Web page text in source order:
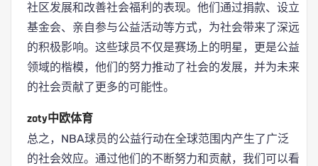
社区发展和改善社会福利的表现。他们通过捐款、设立
基金会、亲自参与公益活动等方式，为社会带来了深远
的积极影响。这些球员不仅是赛场上的明星，更是公益
领域的楷模，他们的努力推动了社会的发展，并为未来
的社会贡献了更多的可能性。
zoty中欧体育
总之，NBA球员的公益行动在全球范围内产生了广泛
的社会效应。通过他们的不断努力和贡献，我们可以看